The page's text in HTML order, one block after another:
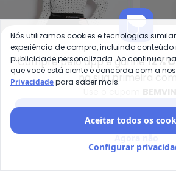
Conjunto Poá e Preto
(575)
Compre pelo app e ganhe12%
na sua primeira
Baixar app
Agora não
Nós utilizamos cookies e tecnologias
experiência de compra, incluindo conteúdo
publicidade personalizada. Ao continuar
que você está ciente e concorda com a
Privacidadepara saber mais.
Aceitar todos os
Configurar